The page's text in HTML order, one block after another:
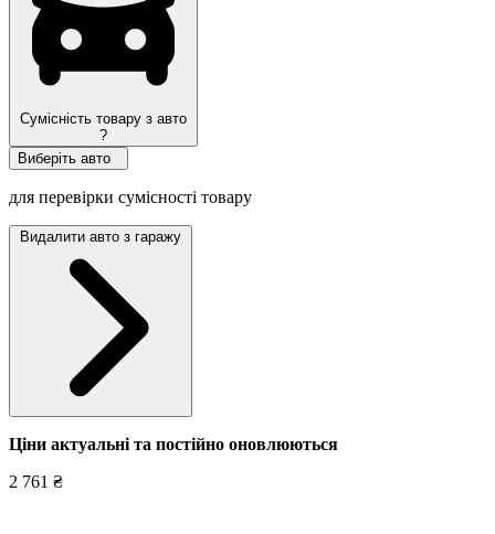
Сумісність товару з авто
?
Виберіть авто
для перевірки сумісності товару
Видалити авто з гаражу
Ціни актуальні та постійно оновлюються
2 761 ₴